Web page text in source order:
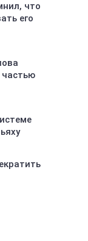
что
его
частью